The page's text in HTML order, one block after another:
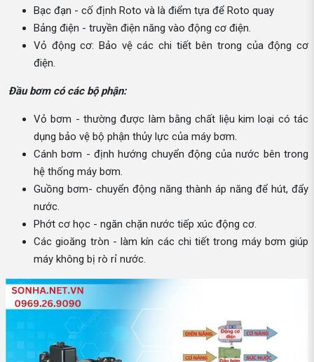
Bạc đạn - cố định Roto và là điểm tựa để Roto quay
Bảng điện - truyền điện năng vào động cơ điện.
Vỏ động cơ: Bảo vệ các chi tiết bên trong của động cơ
điện.
Đầu bơm có các bộ phận:
Vỏ bơm - thường được làm bằng chất liệu kim loại có tác
dụng bảo vệ bộ phận thủy lực của máy bơm.
Cánh bơm - định hướng chuyển động của nước bên trong
hệ thống máy bơm.
Guồng bơm- chuyển động năng thành áp năng để hút, đẩy
nước.
Phớt cơ học - ngăn chặn nước tiếp xúc động cơ.
Các gioăng tròn - làm kín các chi tiết trong máy bơm giúp
máy không bị rò rỉ nước.